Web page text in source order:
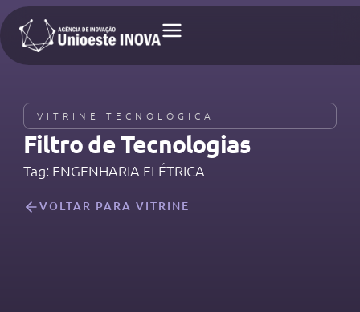
VITRINE TECNOLÓGICA
Filtro de Tecnologias​
Tag: ENGENHARIA ELÉTRICA
VOLTAR PARA VITRINE